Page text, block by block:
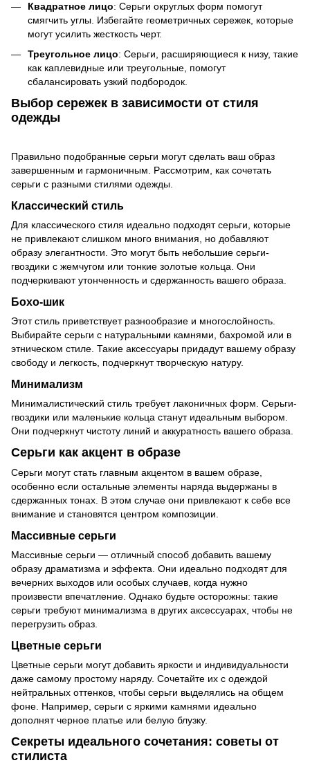
Квадратное лицо: Серьги округлых форм помогут
смягчить углы. Избегайте геометричных сережек, которые
могут усилить жесткость черт.
Треугольное лицо: Серьги, расширяющиеся к низу, такие
как каплевидные или треугольные, помогут
сбалансировать узкий подбородок.
Выбор сережек в зависимости от стиля
одежды
Правильно подобранные серьги могут сделать ваш образ
завершенным и гармоничным. Рассмотрим, как сочетать
серьги с разными стилями одежды.
Классический стиль
Для классического стиля идеально подходят серьги, которые
не привлекают слишком много внимания, но добавляют
образу элегантности. Это могут быть небольшие серьги-
гвоздики с жемчугом или тонкие золотые кольца. Они
подчеркивают утонченность и сдержанность вашего образа.
Бохо-шик
Этот стиль приветствует разнообразие и многослойность.
Выбирайте серьги с натуральными камнями, бахромой или в
этническом стиле. Такие аксессуары придадут вашему образу
свободу и легкость, подчеркнут творческую натуру.
Минимализм
Минималистический стиль требует лаконичных форм. Серьги-
гвоздики или маленькие кольца станут идеальным выбором.
Они подчеркнут чистоту линий и аккуратность вашего образа.
Серьги как акцент в образе
Серьги могут стать главным акцентом в вашем образе,
особенно если остальные элементы наряда выдержаны в
сдержанных тонах. В этом случае они привлекают к себе все
внимание и становятся центром композиции.
Массивные серьги
Массивные серьги — отличный способ добавить вашему
образу драматизма и эффекта. Они идеально подходят для
вечерних выходов или особых случаев, когда нужно
произвести впечатление. Однако будьте осторожны: такие
серьги требуют минимализма в других аксессуарах, чтобы не
перегрузить образ.
Цветные серьги
Цветные серьги могут добавить яркости и индивидуальности
даже самому простому наряду. Сочетайте их с одеждой
нейтральных оттенков, чтобы серьги выделялись на общем
фоне. Например, серьги с яркими камнями идеально
дополнят черное платье или белую блузку.
Секреты идеального сочетания: советы от
стилиста